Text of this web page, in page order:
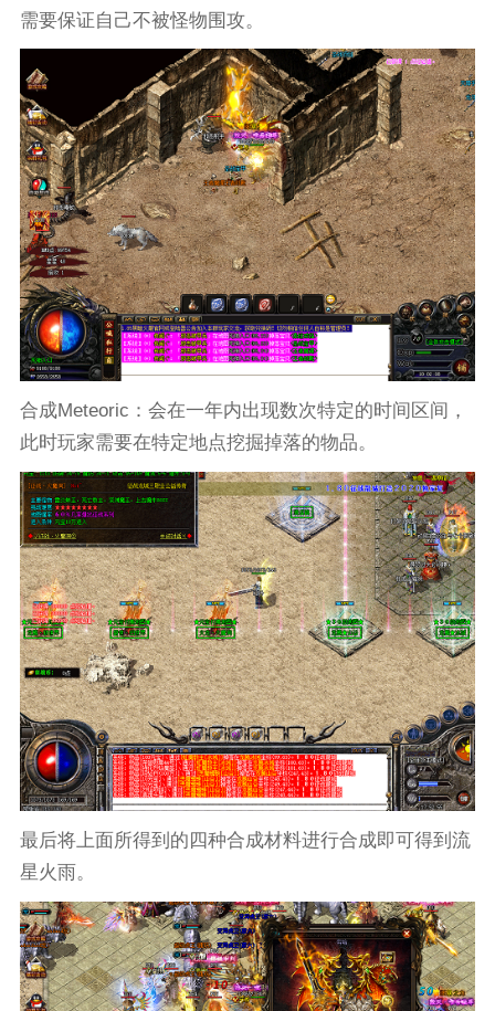
需要保证自己不被怪物围攻。
合成Meteoric：会在一年内出现数次特定的时间区间，
此时玩家需要在特定地点挖掘掉落的物品。
最后将上面所得到的四种合成材料进行合成即可得到流
星火雨。